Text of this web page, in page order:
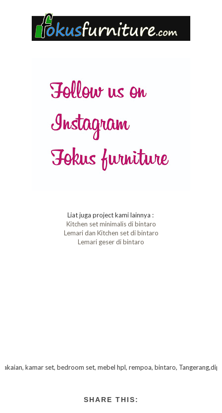
Liat juga project kami lainnya :
Kitchen set minimalis di bintaro
Lemari dan Kitchen set di bintaro
Lemari geser di bintaro
bedroom set, mebel hpl, rempoa, bintaro, Tangerang,dipan, ranjang,
SHARE THIS: